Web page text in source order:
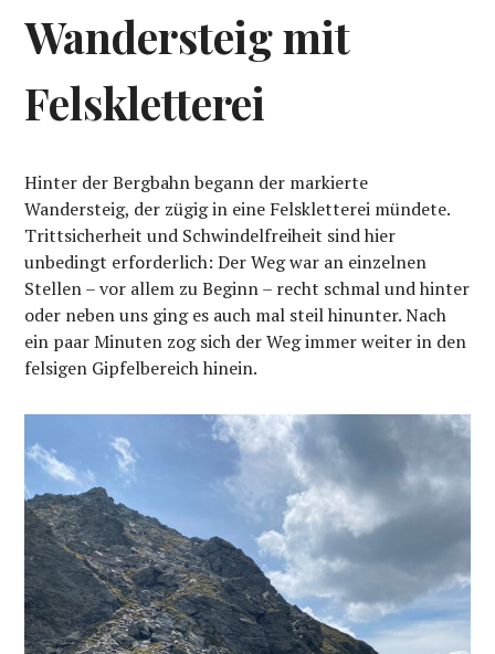
Wandersteig mit
Felskletterei
Hinter der Bergbahn begann der markierte
Wandersteig, der zügig in eine Felskletterei mündete.
Trittsicherheit und Schwindelfreiheit sind hier
unbedingt erforderlich: Der Weg war an einzelnen
Stellen – vor allem zu Beginn – recht schmal und hinter
oder neben uns ging es auch mal steil hinunter. Nach
ein paar Minuten zog sich der Weg immer weiter in den
felsigen Gipfelbereich hinein.